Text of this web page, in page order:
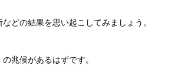
どの結果を思い起こしてみましょう。
兆候があるはずです。